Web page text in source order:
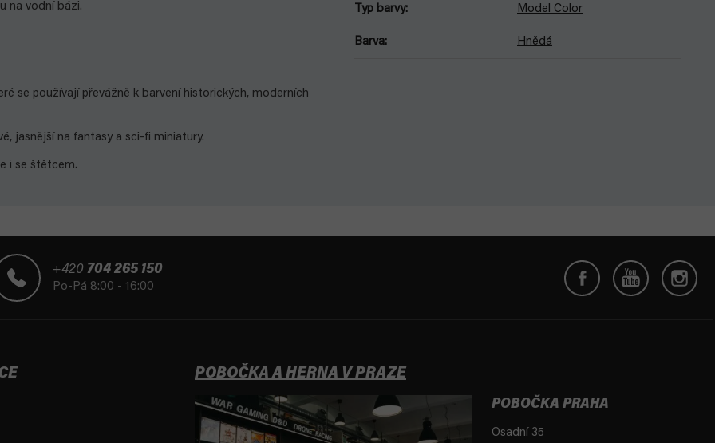
na vodní bázi.
se používají převážně k barvení historických, moderních
jasnější na fantasy a sci-fi miniatury.
i se štětcem.
Typ barvy: Model Color
Barva: Hnědá
+420 704 265 150
Po-Pá 8:00 - 16:00
POBOČKA A HERNA V PRAZE
POBOČKA PRAHA
Osadní 35